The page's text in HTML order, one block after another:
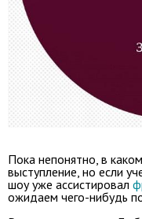
Пока непонятно, в
выступление, но если
шоу уже ассистировал
ожидаем чего-нибудь